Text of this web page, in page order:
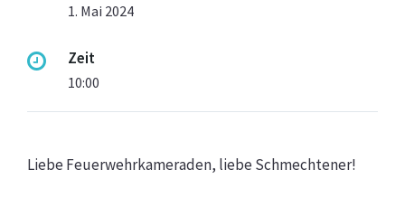
1. Mai 2024
Zeit
10:00
Liebe Feuerwehrkameraden, liebe Schmechtener!